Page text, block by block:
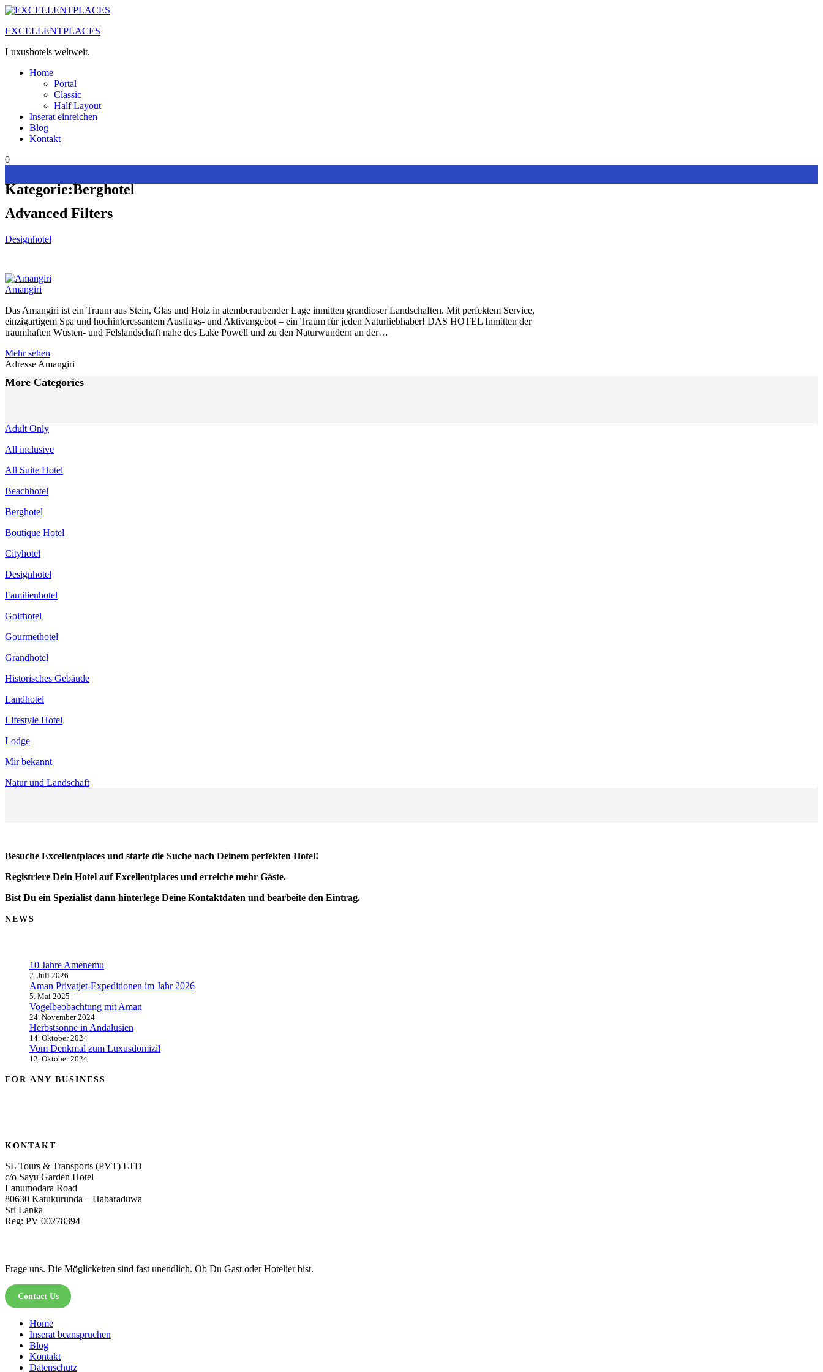
Zum
springen
EXCELLENTPLACES
Luxushotels weltweit.
Home
Portal
Classic
Half Layout
Inserat einreichen
Blog
Kontakt
0
Kategorie:Berghotel
Advanced Filters
Designhotel
Amangiri
Das Amangiri ist ein Traum aus Stein, Glas und Holz in atemberaubender Lage inmitten grandioser Landschaften. Mit perfektem Service,
einzigartigem Spa und hochinteressantem Ausflugs- und Aktivangebot – ein Traum für jeden Naturliebhaber! DAS HOTEL Inmitten der
traumhaften Wüsten- und Felslandschaft nahe des Lake Powell und zu den Naturwundern an der…
Mehr sehen
Adresse Amangiri
Posts
Navigation
More Categories
Adult Only
All inclusive
All Suite Hotel
Beachhotel
Berghotel
Boutique Hotel
Cityhotel
Designhotel
Familienhotel
Golfhotel
Gourmethotel
Grandhotel
Historisches Gebäude
Landhotel
Lifestyle Hotel
Lodge
Mir bekannt
Natur und Landschaft
Besuche Excellentplaces und starte die Suche nach Deinem perfekten Hotel!
Registriere Dein Hotel auf Excellentplaces und erreiche mehr Gäste.
Bist Du ein Spezialist dann hinterlege Deine Kontaktdaten und bearbeite den Eintrag.
NEWS
10 Jahre Amenemu
2. Juli 2026
Aman Privatjet-Expeditionen im Jahr 2026
5. Mai 2025
Vogelbeobachtung mit Aman
24. November 2024
Herbstsonne in Andalusien
14. Oktober 2024
Vom Denkmal zum Luxusdomizil
12. Oktober 2024
FOR ANY BUSINESS
KONTAKT
SL Tours & Transports (PVT) LTD
c/o Sayu Garden Hotel
Lanumodara Road
80630 Katukurunda – Habaraduwa
Sri Lanka
Reg: PV 00278394
Frage uns. Die Möglickeiten sind fast unendlich. Ob Du Gast oder Hotelier bist.
Contact Us
Home
Inserat beanspruchen
Blog
Kontakt
Datenschutz